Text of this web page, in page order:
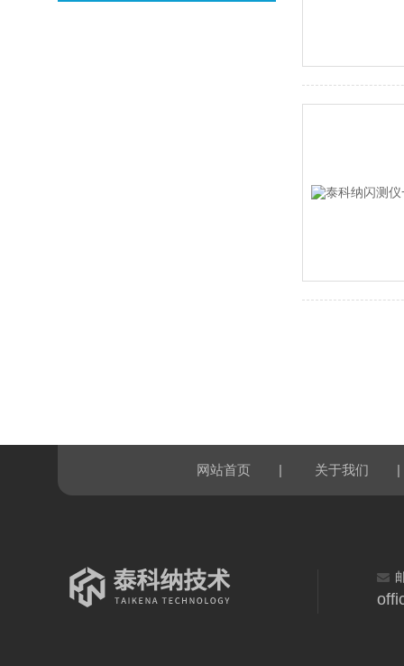
网站首页 | 关于我们 |